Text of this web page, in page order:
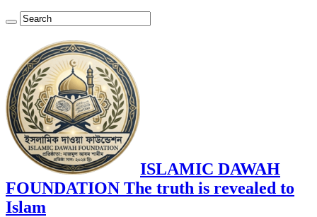
ISLAMIC DAWAH
FOUNDATION The truth is revealed to
Islam